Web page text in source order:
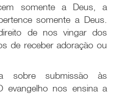
somente a Deus, a
somente a Deus.
de nos vingar dos
de receber adoração ou
sobre submissão às
evangelho nos ensina a